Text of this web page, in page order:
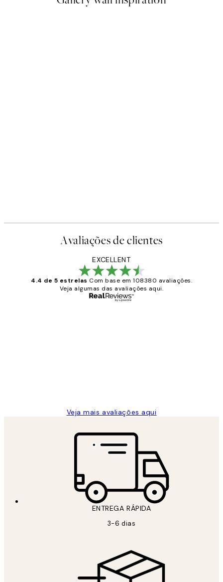
Avaliações de clientes
EXCELLENT
4.4 de 5 estrelas Com base em 108380 avaliações.
Veja algumas das avaliações aqui.
Veja mais avaliações aqui
ENTREGA RÁPIDA
3-6 dias